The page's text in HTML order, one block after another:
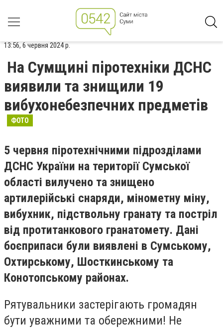
13:56, 6 червня 2024 р.
На Сумщині піротехніки ДСНС
виявили та знищили 19
вибухонебезпечних предметів
ФОТО
5 червня піротехнічними підрозділами
ДСНС України на території Сумської
області вилучено та знищено
артилерійські снаряди, мінометну міну,
вибухник, підствольну гранату та постріл
від протитанкового гранатомету. Дані
боєприпаси були виявлені в Сумському,
Охтирському, Шосткинському та
Конотопському районах.
Рятувальники застерігають громадян
бути уважними та обережними! Не